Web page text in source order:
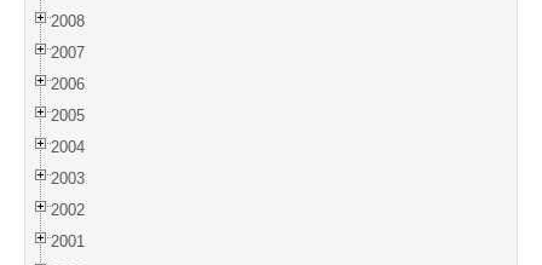
2008
2007
2006
2005
2004
2003
2002
2001